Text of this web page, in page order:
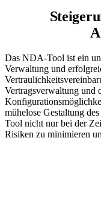
Das NDA-Tool ist ein
Verwaltung und
Vertragsverwaltung und
mühelose Gestaltung
Tool nicht nur bei der
Risiken zu minimieren